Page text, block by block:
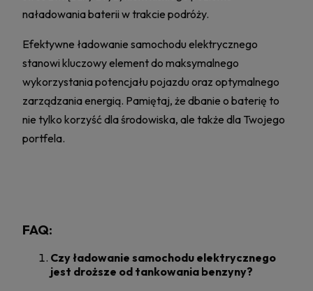
naładowania baterii w trakcie podróży.
Efektywne ładowanie samochodu elektrycznego
stanowi kluczowy element do maksymalnego
wykorzystania potencjału pojazdu oraz optymalnego
zarządzania energią. Pamiętaj, że dbanie o baterię to
nie tylko korzyść dla środowiska, ale także dla Twojego
portfela.
FAQ:
Czy ładowanie samochodu elektrycznego
jest droższe od tankowania benzyny?